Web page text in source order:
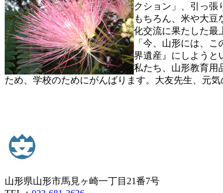
クション」、引っ張
もちろん、米や大
化交流に果たした最
「今、山形には、
界遺産』にしようと
私たち、山形教育用
ため、学校のためにがんばります。大友先生、元
山形県山形市馬見ヶ崎一丁目21番7号